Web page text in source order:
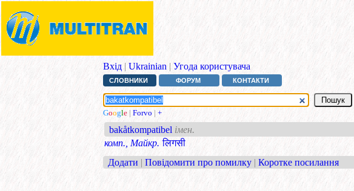
Вхід | Ukrainian | Угода користувача
СЛОВНИКИ ФОРУМ КОНТАКТИ
Google | Forvo | +
bakåtkompatibel імен.
комп., Майкр. लिगसी
Додати | Повідомити про помилку | Коротке посилання